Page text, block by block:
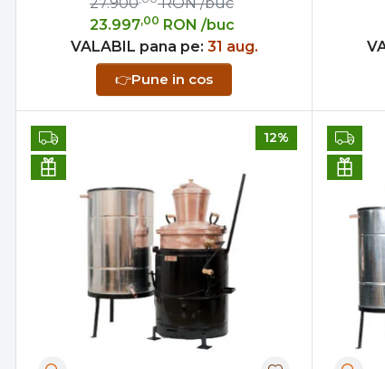
23.997,00 RON /buc
27.900 RON /buc
VALABIL pana pe: 31 aug.
👉Pune in cos
12%